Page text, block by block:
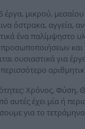
μικρού,
όστρακα, αγγεία,
ένα παλίμψηστο
και
ουσιαστικά για
περισσότερο
Χρόνος,
αυτές έχει μία ή
για το